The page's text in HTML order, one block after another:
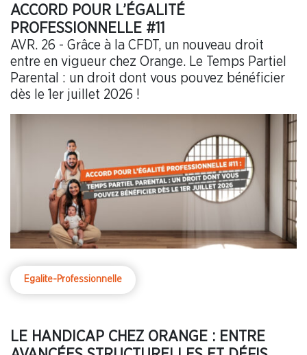
ACCORD POUR L’ÉGALITÉ
PROFESSIONNELLE #11
AVR. 26 - Grâce à la CFDT, un nouveau droit
entre en vigueur chez Orange. Le Temps Partiel
Parental : un droit dont vous pouvez bénéficier
dès le 1er juillet 2026 !
Egalite-Professionnelle
LE HANDICAP CHEZ ORANGE : ENTRE